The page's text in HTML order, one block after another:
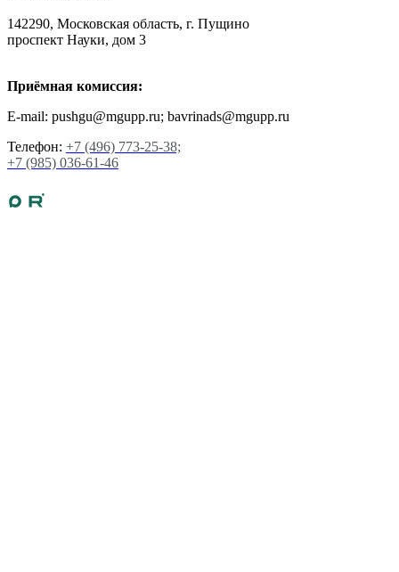
142290, Московская область, г. Пущино
проспект Науки, дом 3
Приёмная комиссия:
E-mail: pushgu@mgupp.ru; bavrinads@mgupp.ru
Телефон: +7 (496) 773-25-38;
+7 (985) 036-61-46